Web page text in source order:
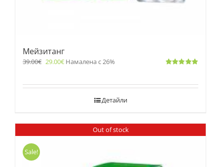
Мейзитанг
39.00€ 29.00€ Намалена с 26%
Детайли
Out of stock
Sale!